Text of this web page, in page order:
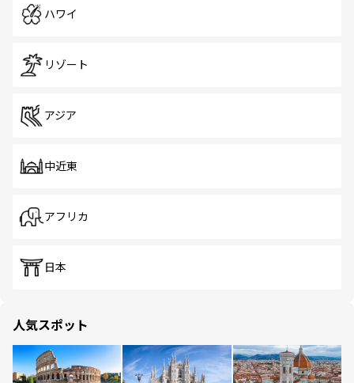
ハワイ
リゾート
アジア
中近東
アフリカ
日本
人気スポット